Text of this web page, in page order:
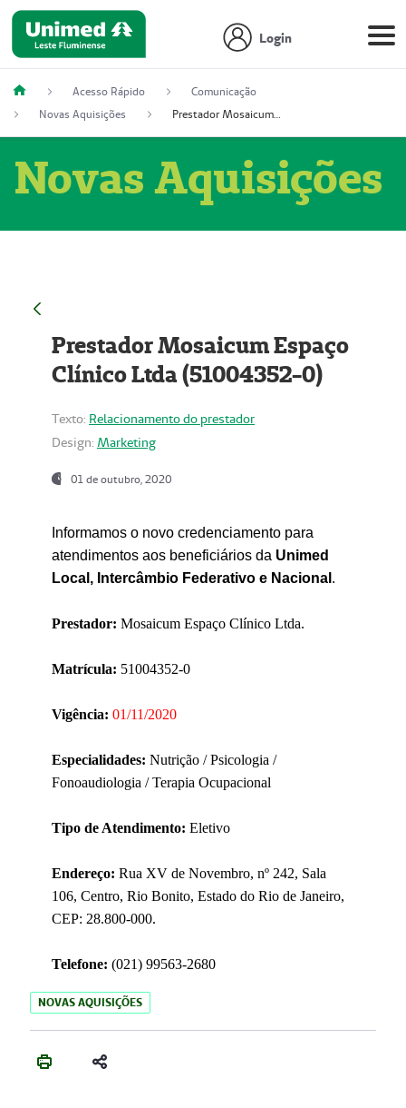
Login
Acesso Rápido
Comunicação
Novas Aquisições
Prestador Mosaicum Espaço Clínico Ltda (51004352-0)
Novas Aquisições
Prestador Mosaicum Espaço
Clínico Ltda (51004352-0)
Texto: Relacionamento do prestador
Design: Marketing
01 de outubro, 2020
Informamos o novo credenciamento para
atendimentos aos beneficiários da Unimed
Local, Intercâmbio Federativo e Nacional .
Prestador: Mosaicum Espaço Clínico Ltda.
Matrícula: 51004352-0
Vigência: 01/11/2020
Especialidades: Nutrição / Psicologia /
Fonoaudiologia / Terapia Ocupacional
Tipo de Atendimento: Eletivo
Endereço: Rua XV de Novembro, nº 242, Sala
106, Centro, Rio Bonito, Estado do Rio de Janeiro,
CEP: 28.800-000.
Telefone: (021) 99563-2680
NOVAS AQUISIÇÕES